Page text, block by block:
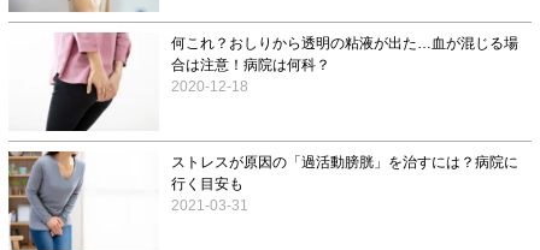
何これ？おしりから透明の粘液が出た…血が混じる場
合は注意！病院は何科？
2020-12-18
ストレスが原因の「過活動膀胱」を治すには？病院に
行く目安も
2021-03-31